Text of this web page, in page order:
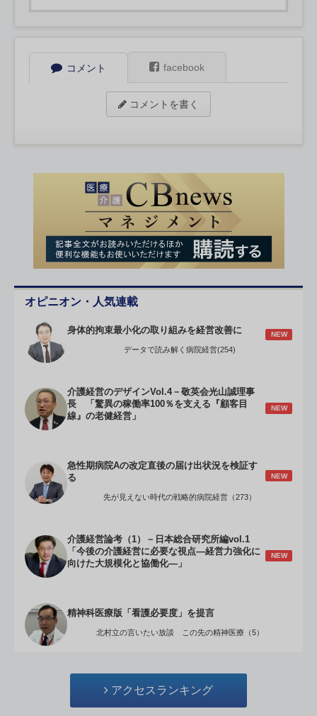
コメント facebook
コメントを書く
オピニオン・人気連載
身体的拘束最小化の取り組みを経営改善に NEW
データで読み解く病院経営(254)
介護経営のデザインVol.4－敬英会光山誠理事
長 「驚異の稼働率100％を支える『顧客目
線』の老健経営」
NEW
急性期病院Aの改定直後の届け出状況を検証す
る
NEW
先が見えない時代の戦略的病院経営（273）
介護経営論考（1）－日本総合研究所編vol.1
「今後の介護経営に必要な視点―経営力強化に
向けた大規模化と協働化―」
NEW
精神科医療版「看護必要度」を提言
北村立の言いたい放談 この先の精神医療（5）
アクセスランキング